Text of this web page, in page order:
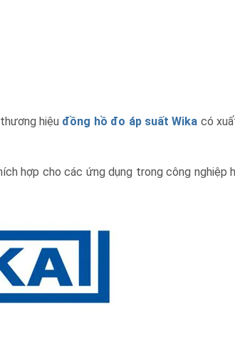
hiệu đồng hồ đo áp suất Wika có
hợp cho các ứng dụng trong công nghiệp